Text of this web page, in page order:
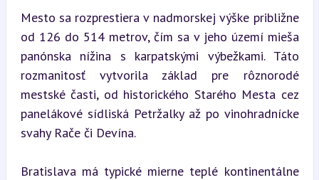
Mesto sa rozprestiera v nadmorskej výške približne
od 126 do 514 metrov, čím sa v jeho území mieša
panónska nížina s karpatskými výbežkami. Táto
rozmanitosť vytvorila základ pre rôznorodé
mestské časti, od historického Starého Mesta cez
panelákové sídliská Petržalky až po vinohradnícke
svahy Rače či Devína.
Bratislava má typické mierne teplé kontinentálne